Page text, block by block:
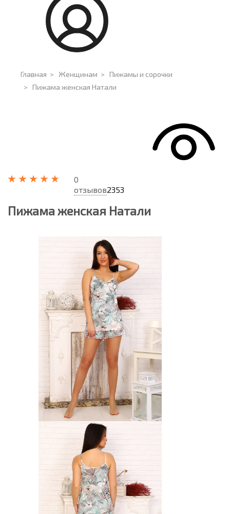
Главная > Женщинам > Пижамы и сорочки
> Пижама женская Натали
0
отзывов2353
Пижама женская Натали